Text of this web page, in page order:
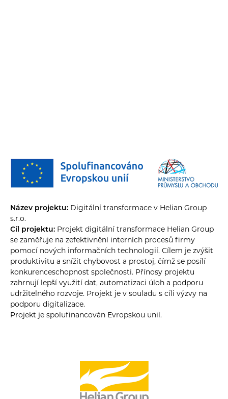
Název projektu: Digitální transformace v Helian Group
s.r.o.
Cíl projektu: Projekt digitální transformace Helian Group
se zaměřuje na zefektivnění interních procesů firmy
pomocí nových informačních technologií. Cílem je zvýšit
produktivitu a snížit chybovost a prostoj, čímž se posílí
konkurenceschopnost společnosti. Přínosy projektu
zahrnují lepší využití dat, automatizaci úloh a podporu
udržitelného rozvoje. Projekt je v souladu s cíli výzvy na
podporu digitalizace.
Projekt je spolufinancován Evropskou unií.